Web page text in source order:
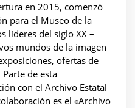
en 2015, comenzó
para el Museo de la
líderes del siglo XX –
mundos de la imagen
ofertas de
de esta
con el Archivo Estatal
es el «Archivo